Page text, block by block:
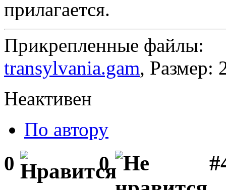
прилагается.
Прикрепленные файлы:
transylvania.gam, Размер:
Неактивен
По автору
0 0